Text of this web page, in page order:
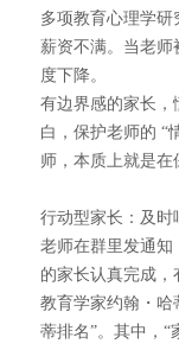
多项教育心理学
薪资不满。当老师
度下降。
有边界感的家长，
白，保护老师的 “
师，本质上就是在
行动型家长：及时
老师在群里发通知
的家长认真完成
教育学家约翰・哈
蒂排名”。其中，“